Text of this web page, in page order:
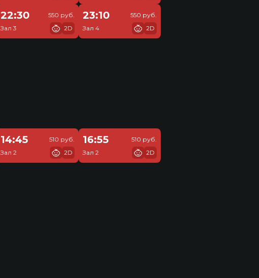
22:30
Зал 3
550 руб.
2D
23:10
Зал 4
550 руб.
2D
14:45
Зал 2
510 руб.
2D
16:55
Зал 2
510 руб.
2D